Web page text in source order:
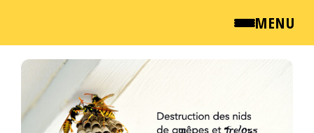
MENU
QUI SOMMES NOUS ?
NEWSROOM
Passer
contenu